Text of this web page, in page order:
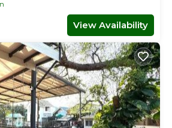
View Availability